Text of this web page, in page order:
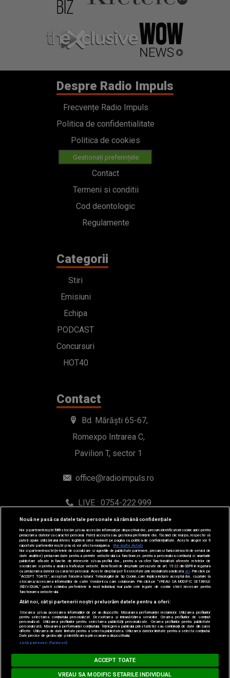
Frecvențe Radio Impuls
Politica de confidentialitate
Politica de cookies
Contact
Termeni si conditii
Cod deontologic
Regulamente
Categorii
Stiri
Emisiuni
Echipa
Concursuri
HOT40
Bd. Mărăști 65-67,
Romexpo Intrarea C,
Pavilion T, sector 1
LIVE : 0754-222.999
WhatsApp: 0754-222.999
© 2019-2026 DOGAN MEDIA INTERNATIONAL SA, Toate
drepturile rezervate.
MUSIC NON STOP
ZAYN feat. SIA - Dusk Till Dawn
Nouă ne pasă ca datele tale personale să rămână confidențiale
Noi și partenerii noștri589stocăm și/sau accesăm informații pe dispozitivul dvs., precum identificatorii cookie unici pentru
prelucrarea datelor cu caracter personal. Puteți accepta sau gestiona preferințele dvs. făcând clic mai jos, respectiv vă
puteți opune utilizării unui interes legitim în orice moment pe pagina cu politica de confidențialitate. Aceste alegeri vor fi
raportate partenerilor noștri și nu vă vor afecta navigarea.
Mai multe detalii
Noi si partenerii nostri (retelele de socializare si agentiile de publicitate partenere, precum si furnizorii nostri de servicii de
date analitice) prelucram date pentru a permite website-ului sa functioneze, pentru a personaliza continutul si anunturile
publicitare afisate in functie de interesele si/sau profilul dvs., pentru a va oferi functionalitati aferente retelelor de
socializare si pentru a analiza traficul pe website. Beneficiati de drepturile prevazute de art. 15-22 din GDPR in legatura
cu prelucrarea datelor cu caracter personal. Aceste drepturi pot fi exercitate prin modalitatea indicataaici . Prin click pe
“ACCEPT TOATE”, acceptati folosirea tuturor Tehnologiilor de tip Cookie, care implica inclusiv acceptul dvs. cu privire la
stocarea/accesarea informatiilor de catre Vendor-ii cu care colaboram. Prin click pe “VREAU SA MODIFIC SETARILE
INDIVIDUAL” puteti schimba preferintele in mod individual, mai putin cele legate de cookie strict necesare pentru
functionarea website-ului.
Atât noi, cât și partenerii noștri prelucrăm datele pentru a oferi:
Stocarea și/sau accesarea informațiilor de pe un dispozitiv. Măsurarea performanței reclamelor. Utilizarea profilurilor
pentru selectarea conținutului personalizat. Dezvoltarea și îmbunătățirea serviciilor. Crearea profilurilor de conținut
personalizat. Utilizarea profilurilor pentru selectarea publicității personalizate. Crearea profilurilor pentru publicitate
personalizată. Măsurarea performanței conținutului. Înțelegerea publicului prin statistici sau combinații de date din surse
diferite. Utilizarea de date limitate pentru a selecta publicitatea. Utilizarea datelor limitate pentru a selecta conținutul.
Date precise de geolocație și identificarea prin scanarea dispozitivului.
Listă parteneri (furnizori)
ACCEPT TOATE
VREAU SA MODIFIC SETARILE INDIVIDUAL